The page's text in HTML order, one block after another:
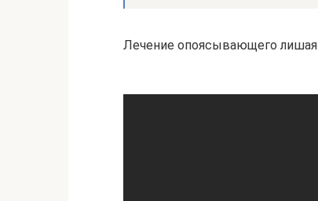
Лечение опоясывающего лишая